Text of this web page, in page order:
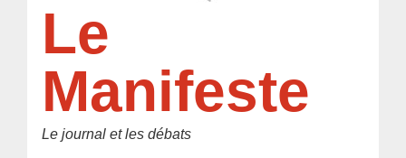
Le
Manifeste
Le journal et les débats